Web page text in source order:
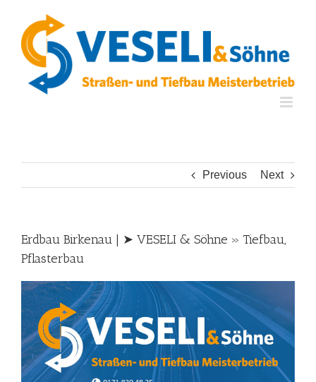
content
Previous Next
Erdbau Birkenau | ➤ VESELI & Söhne » Tiefbau,
Pflasterbau